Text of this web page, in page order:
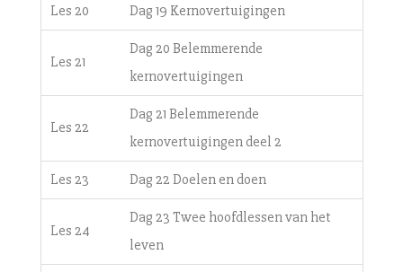
Les 20 Dag 19 Kernovertuigingen
Les 21
Dag 20 Belemmerende
kernovertuigingen
Les 22
Dag 21 Belemmerende
kernovertuigingen deel 2
Les 23 Dag 22 Doelen en doen
Les 24
Dag 23 Twee hoofdlessen van het
leven